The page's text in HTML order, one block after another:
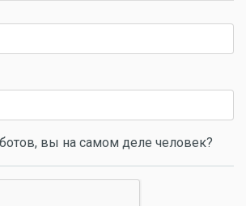
вы на самом деле человек?